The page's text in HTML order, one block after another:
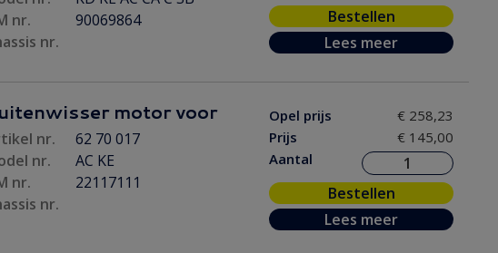
nr.
90069864
nr.
Bestellen
Lees meer
motor voor
nr.
62 70 017
nr.
AC KE
nr.
22117111
nr.
Opel prijs
€ 258,23
Prijs
€ 145,00
Aantal
Bestellen
Lees meer